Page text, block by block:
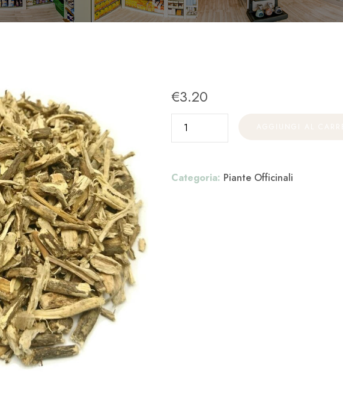
€3.20
Categoria: Piante Officinali